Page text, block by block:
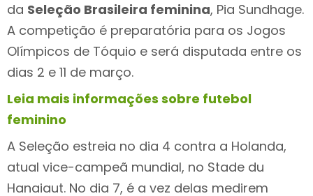
da Seleção Brasileira feminina, Pia Sundhage.
A competição é preparatória para os Jogos
Olímpicos de Tóquio e será disputada entre os
dias 2 e 11 de março.
Leia mais informações sobre futebol
feminino
A Seleção estreia no dia 4 contra a Holanda,
atual vice-campeã mundial, no Stade du
Hanaiaut. No dia 7, é a vez delas medirem